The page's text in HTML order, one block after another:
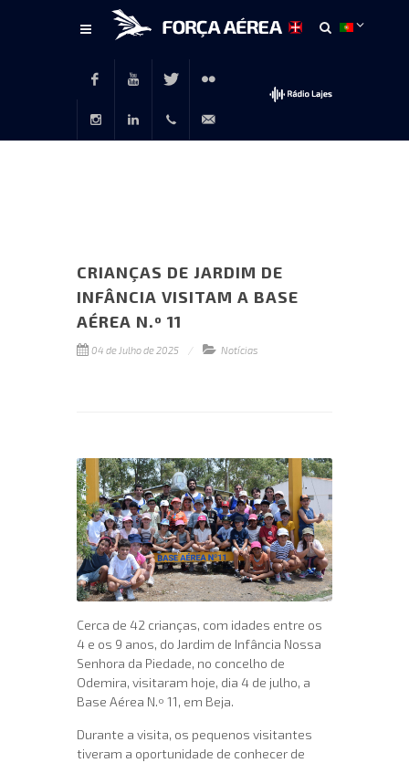
FacebookYoutubeTwitter Flickr
CRIANÇAS DE JARDIM DE
INFÂNCIA VISITAM A BASE
AÉREA N.º 11
04 de Julho de 2025 Notícias
Cerca de 42 crianças, com idades entre os
4 e os 9 anos, do Jardim de Infância Nossa
Senhora da Piedade, no concelho de
Odemira, visitaram hoje, dia 4 de julho, a
Base Aérea N.º 11, em Beja.
Durante a visita, os pequenos visitantes
tiveram a oportunidade de conhecer de